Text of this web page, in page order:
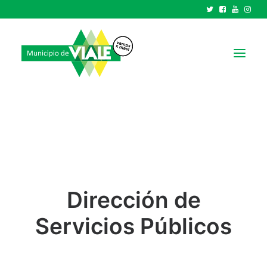
Dirección de
Servicios Públicos